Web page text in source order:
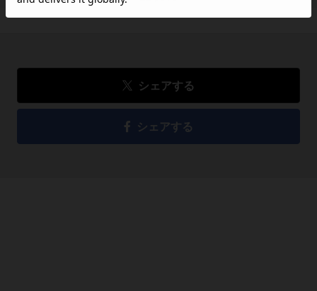
シェアする
シェアする